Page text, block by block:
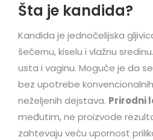
Šta je kandida?
Kandida je jednočelijska
šećernu, kiselu i vlažnu
usta i vaginu. Moguće je da
bez upotrebe
neželjenih dejstava. Prirodni
međutim, ne proizvode
zahtevaju veću upornost